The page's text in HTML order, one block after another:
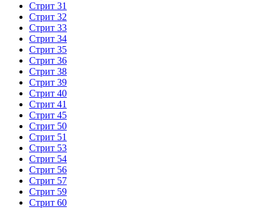
Стрит 31
Стрит 32
Стрит 33
Стрит 34
Стрит 35
Стрит 36
Стрит 38
Стрит 39
Стрит 40
Стрит 41
Стрит 45
Стрит 50
Стрит 51
Стрит 53
Стрит 54
Стрит 56
Стрит 57
Стрит 59
Стрит 60